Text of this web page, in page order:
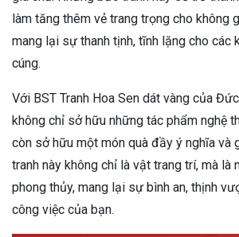
làm tăng thêm vẻ trang trọng cho không
mang lại sự thanh tịnh, tĩnh lặng cho các
cúng.
Với BST Tranh Hoa Sen dát vàng của
không chỉ sở hữu những tác phẩm nghệ
còn sở hữu một món quà đầy ý nghĩa và
tranh này không chỉ là vật trang trí, mà là
phong thủy, mang lại sự bình an, thịnh
công việc của bạn.